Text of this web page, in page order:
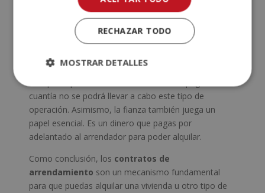
piso o una vivienda ha de pagar una renta para
poder vivir allí.
Renta y fianza: ¿cómo influyen?
La renta es una de las obligaciones principales en
cuantía no se podrá llevar a cabo este tipo de
operación. Asimismo, la fianza también juega un
papel esencial. Es un dinero que pagas por
adelantado al arrendador para poder alquilar.
Como conclusión, los contratos de
arrendamiento son un mecanismo fundamental
para que puedas alquilar una vivienda u otro tipo de
RECHAZAR TODO
MOSTRAR DETALLES